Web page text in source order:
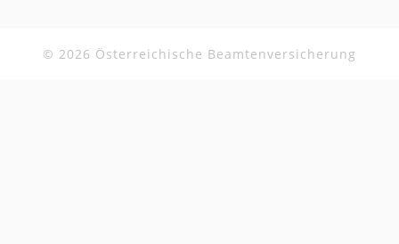
© 2026 Österreichische Beamtenversicherung